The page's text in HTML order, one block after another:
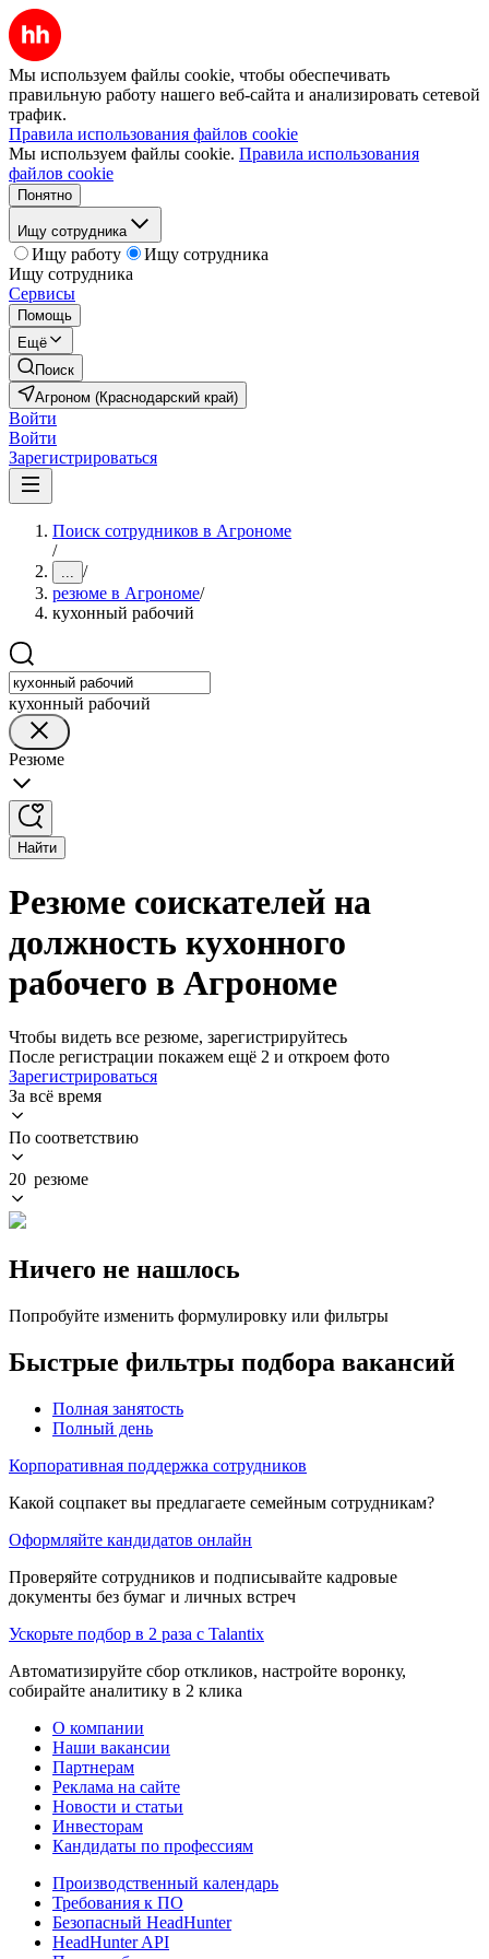
Мы используем файлы cookie, чтобы обеспечивать
правильную работу нашего веб-сайта и анализировать сетевой
трафик.
Правила использования файлов cookie
Мы используем файлы cookie. Правила использования
файлов cookie
Понятно
Ищу сотрудника
Ищу работу
Ищу сотрудника
Ищу сотрудника
Сервисы
Помощь
Ещё
Поиск
Агроном (Краснодарский край)
Войти
Войти
Зарегистрироваться
Поиск сотрудников в Агрономе
/
... /
резюме в Агрономе/
кухонный рабочий
кухонный рабочий
Резюме
Найти
Резюме соискателей на
должность кухонного
рабочего в Агрономе
Чтобы видеть все резюме, зарегистрируйтесь
После регистрации покажем ещё 2 и откроем фото
Зарегистрироваться
За всё время
По соответствию
20 резюме
Ничего не нашлось
Попробуйте изменить формулировку или фильтры
Быстрые фильтры подбора вакансий
Полная занятость
Полный день
Корпоративная поддержка сотрудников
Какой соцпакет вы предлагаете семейным сотрудникам?
Оформляйте кандидатов онлайн
Проверяйте сотрудников и подписывайте кадровые
документы без бумаг и личных встреч
Ускорьте подбор в 2 раза с Talantix
Автоматизируйте сбор откликов, настройте воронку,
собирайте аналитику в 2 клика
О компании
Наши вакансии
Партнерам
Реклама на сайте
Новости и статьи
Инвесторам
Кандидаты по профессиям
Производственный календарь
Требования к ПО
Безопасный HeadHunter
HeadHunter API